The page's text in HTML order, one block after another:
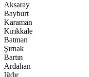
Aksaray
Bayburt
Karaman
Kırıkkale
Batman
Şırnak
Bartın
Ardahan
Iğdır